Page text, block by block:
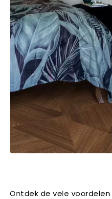
Ontdek de vele